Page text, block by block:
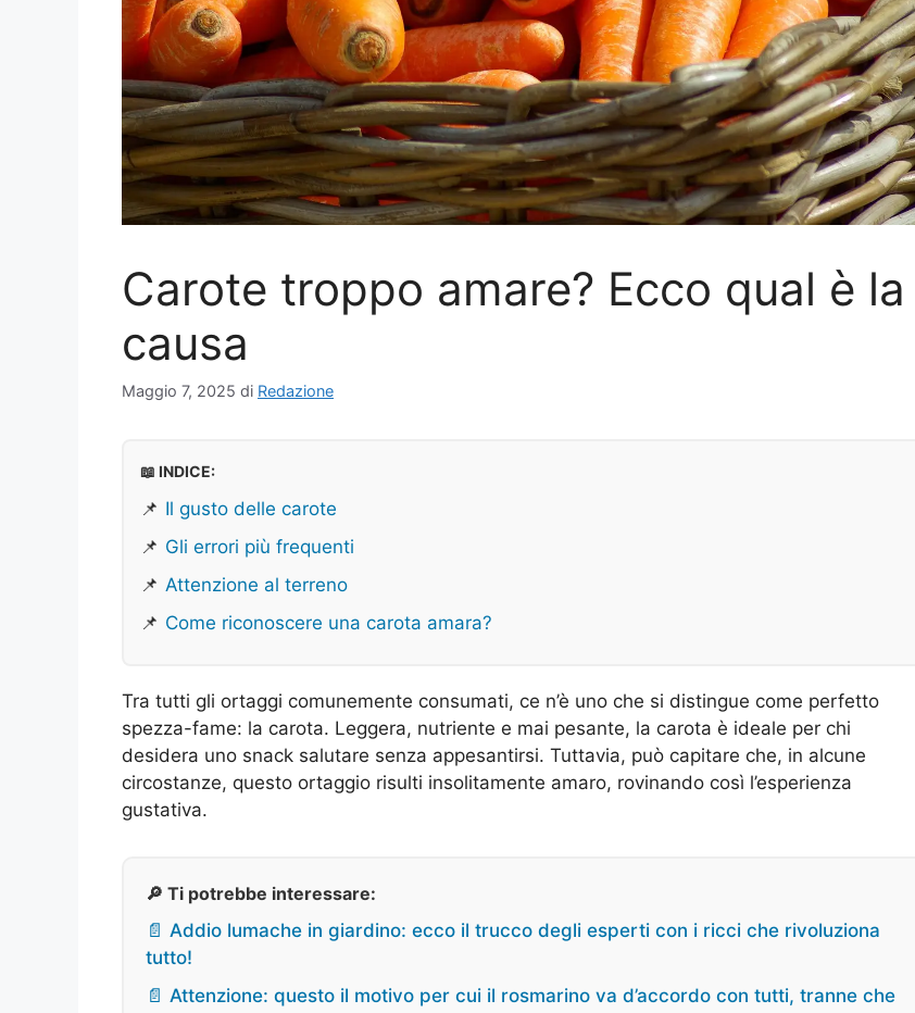
Carote troppo amare? Ecco qual è la
causa
Maggio 7, 2025 di Redazione
📖 INDICE:
📌 Il gusto delle carote
📌 Gli errori più frequenti
📌 Attenzione al terreno
📌 Come riconoscere una carota amara?
Tra tutti gli ortaggi comunemente consumati, ce n’è uno che si distingue come perfetto
spezza-fame: la carota. Leggera, nutriente e mai pesante, la carota è ideale per chi
desidera uno snack salutare senza appesantirsi. Tuttavia, può capitare che, in alcune
circostanze, questo ortaggio risulti insolitamente amaro, rovinando così l’esperienza
gustativa.
🔎 Ti potrebbe interessare:
📄 Addio lumache in giardino: ecco il trucco degli esperti con i ricci che rivoluziona
tutto!
📄 Attenzione: questo il motivo per cui il rosmarino va d’accordo con tutti, tranne che